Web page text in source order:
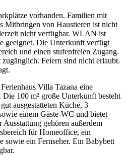
vorhanden. Familien mit
Mitbringen von Haustieren ist nicht
nicht verfügbar. WLAN ist
geeignet. Die Unterkunft verfügt
und einen stufenfreien Zugang.
Feiern sind nicht erlaubt.
Villa Tazana eine
100 m² große Unterkunft besteht
ausgestatteten Küche, 3
einem Gäste-WC und bietet
gehören außerdem
für Homeoffice, ein
sowie ein Fernseher. Ein Babybett